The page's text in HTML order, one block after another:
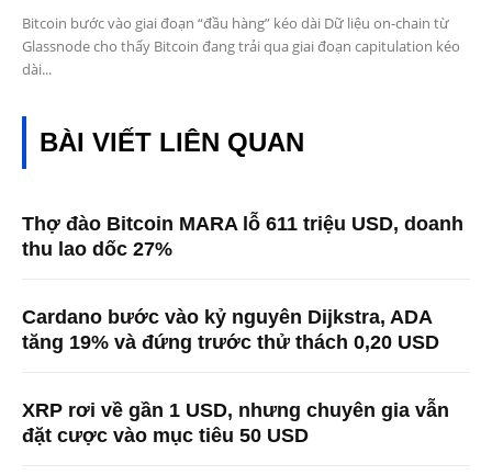
Bitcoin bước vào giai đoạn “đầu hàng” kéo dài Dữ liệu on-chain từ
Glassnode cho thấy Bitcoin đang trải qua giai đoạn capitulation kéo
dài...
BÀI VIẾT LIÊN QUAN
Thợ đào Bitcoin MARA lỗ 611 triệu USD, doanh
thu lao dốc 27%
Cardano bước vào kỷ nguyên Dijkstra, ADA
tăng 19% và đứng trước thử thách 0,20 USD
XRP rơi về gần 1 USD, nhưng chuyên gia vẫn
đặt cược vào mục tiêu 50 USD